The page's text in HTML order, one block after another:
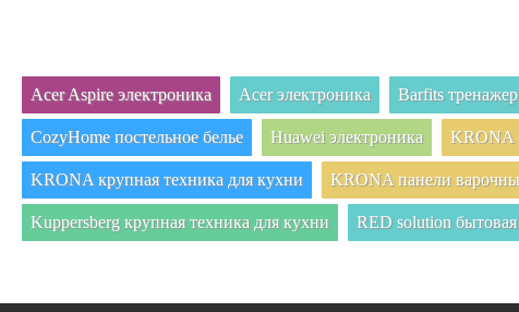
Acer Aspire электроника Acer электроника Barfits
CozyHome постельное белье Huawei электроника KRONA
KRONA крупная техника для кухни KRONA панели
Kuppersberg крупная техника для кухни RED solution